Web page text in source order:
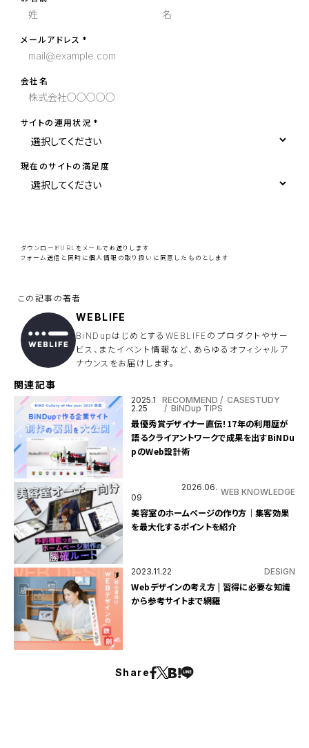
メールアドレス
会社名
サイトの運用状況
現在のサイトの満足度
ー
ル
の
ま
に
し
て
く
だ
い
。
ダウンロードURLをメールでお送りします
フォーム送信と同時に 個人情報の取り扱い に同意したものとします
WEBLIFE
BiNDupはじめとするWEBLIFEのプロダクトやサー
ビス、またイベント情報など、あらゆるオフィシャルア
ナウンスをお届けします。
関連記事
2025.1
2.25
RECOMMEND
CASESTUDY
BiNDup TIPS
最優秀賞デザイナー直伝！17年の利用歴が
語るクライアントワークで成果を出すBiNDu
pのWeb設計術
2026.06.
09
WEB KNOWLEDGE
美容室のホームページの作り方｜集客効果
を最大化するポイントを紹介
2023.11.22 DESIGN
Webデザインの考え方 | 習得に必要な知識
から参考サイトまで網羅
Share